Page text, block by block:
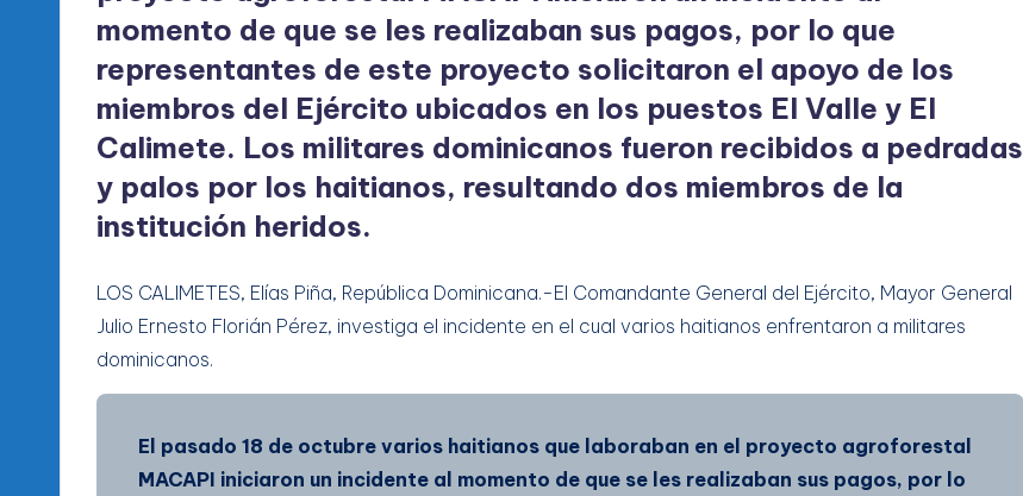
momento de que se les realizaban sus pagos, por lo que
representantes de este proyecto solicitaron el apoyo de los
miembros del Ejército ubicados en los puestos El Valle y El
Calimete. Los militares dominicanos fueron recibidos a pedradas
y palos por los haitianos, resultando dos miembros de la
institución heridos.
LOS CALIMETES, Elías Piña, República Dominicana.-El Comandante General del Ejército, Mayor General
Julio Ernesto Florián Pérez, investiga el incidente en el cual varios haitianos enfrentaron a militares
dominicanos.
El pasado 18 de octubre varios haitianos que laboraban en el proyecto agroforestal
MACAPI iniciaron un incidente al momento de que se les realizaban sus pagos, por lo